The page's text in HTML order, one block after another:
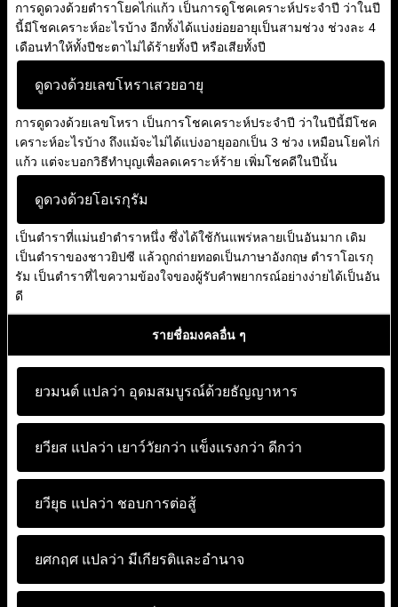
การดูดวงด้วยตำราโยคไก่แก้ว เป็นการดูโชคเคราะห์ประจำปี ว่าในปี
นี้มีโชคเคราะห์อะไรบ้าง อีกทั้งได้แบ่งย่อยอายุเป็นสามช่วง ช่วงละ 4
เดือนทำให้ทั้งปีชะตาไม่ได้ร้ายทั้งปี หรือเสียทั้งปี
ดูดวงด้วยเลขโหราเสวยอายุ
การดูดวงด้วยเลขโหรา เป็นการโชคเคราะห์ประจำปี ว่าในปีนี้มีโชค
เคราะห์อะไรบ้าง ถึงแม้จะไม่ได้แบ่งอายุออกเป็น 3 ช่วง เหมือนโยคไก่
แก้ว แต่จะบอกวิธีทำบุญเพื่อลดเคราะห์ร้าย เพิ่มโชคดีในปีนั้น
ดูดวงด้วยโอเรกุรัม
เป็นตำราที่แม่นยำตำราหนึ่ง ซึ่งได้ใช้กันแพร่หลายเป็นอันมาก เดิม
เป็นตำราของชาวยิปซี แล้วถูกถ่ายทอดเป็นภาษาอังกฤษ ตำราโอเรกุ
รัม เป็นตำราที่ไขความข้องใจของผู้รับคำพยากรณ์อย่างง่ายได้เป็นอัน
ดี
รายชื่อมงคลอื่น ๆ
ยวมนต์ แปลว่า อุดมสมบูรณ์ด้วยธัญญาหาร
ยวียส แปลว่า เยาว์วัยกว่า แข็งแรงกว่า ดีกว่า
ยวียุธ แปลว่า ชอบการต่อสู้
ยศกฤศ แปลว่า มีเกียรติและอำนาจ